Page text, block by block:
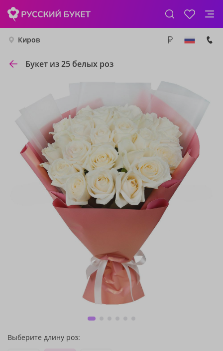
Киров
Букет из 25 белых роз
Выберите длину роз: